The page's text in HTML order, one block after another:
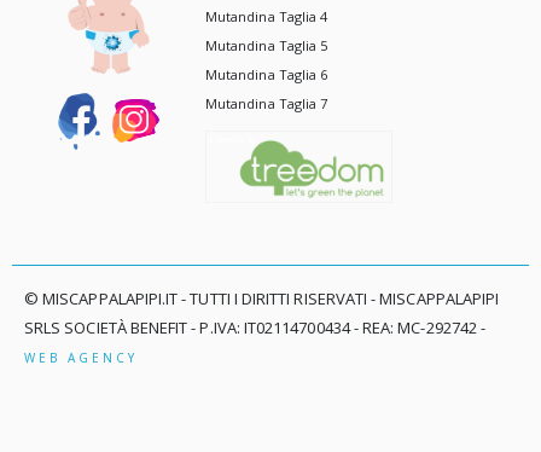
Mutandina Taglia 4
Mutandina Taglia 5
Mutandina Taglia 6
Mutandina Taglia 7
© MISCAPPALAPIPI.IT - TUTTI I DIRITTI RISERVATI - MISCAPPALAPIPI
SRLS SOCIETÀ BENEFIT - P.IVA: IT02114700434 - REA: MC-292742 -
WEB AGENCY